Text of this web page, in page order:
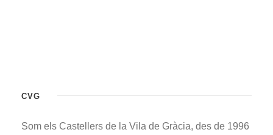
CVG
Som els Castellers de la Vila de Gràcia, des de 1996